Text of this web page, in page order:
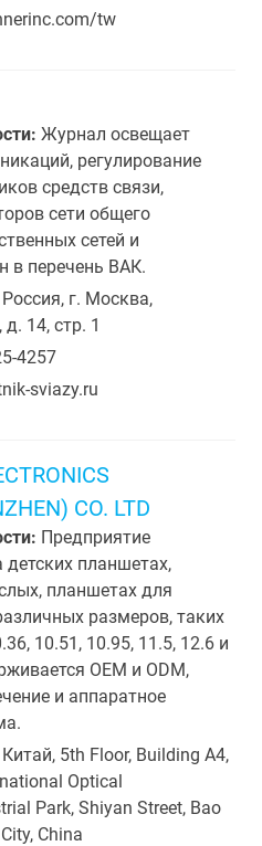
tw
Журнал освещает
регулирование
средств связи,
сети общего
сетей и
в перечень ВАК.
Россия, г. Москва,
14, стр. 1
4257
sviazy.ru
CO. LTD
Предприятие
детских планшетах,
планшетах для
размеров, таких
10.51, 10.95, 11.5, 12.6 и
OEM и ODM,
и аппаратное
Китай, 5th Floor, Building A4,
Optical
Park, Shiyan Street, Bao
China